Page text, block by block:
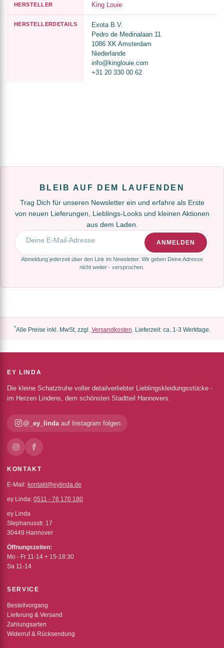
HERSTELLER King Louie
HERSTELLERDETAILS
Exota B.V.
Pedro de Medinalaan 11
1086 XK Amsterdam
Niederlande
info@kinglouie.com
+31 20 330 00 62
BLEIB AUF DEM LAUFENDEN
Trag Dich für unseren Newsletter ein und erfahre als Erste
von neuen Lieferungen, Lieblings-Looks und kleinen Aktionen
aus dem Laden.
E-Mail-Adresse
ANMELDEN
Abmeldung jederzeit über den Link im Newsletter. Wir geben Deine Adresse
nicht weiter - versprochen.
*Alle Preise inkl. MwSt, zzgl. Versandkosten. Lieferzeit: ca. 1-3 Werktage.
EY LINDA
Die kleine Schatztruhe voller detailverliebter Lieblingskleidungsstücke -
im Herzen Lindens, dem schönsten Stadtteil Hannovers.
@_ey_linda auf Instagram folgen
KONTAKT
E-Mail: kontakt@eylinda.de
ey Linda: 0511 - 76 170 180
ey Linda
Stephanusstr. 17
30449 Hannover
Öffnungszeiten:
Mo - Fr 11-14 + 15-18:30
Sa 11-14
SERVICE
Bestellvorgang
Lieferung & Versand
Zahlungsarten
Widerruf & Rücksendung